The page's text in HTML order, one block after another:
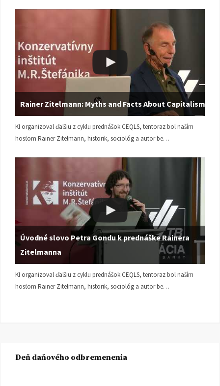
Rainer Zitelmann: Myths and Facts About Capitalism
KI organizoval ďalšiu z cyklu prednášok CEQLS, tentoraz bol naším
hosťom Rainer Zitelmann, historik, sociológ a autor be…
Úvodné slovo Petra Gondu k prednáške Rainera
Zitelmanna
KI organizoval ďalšiu z cyklu prednášok CEQLS, tentoraz bol naším
hosťom Rainer Zitelmann, historik, sociológ a autor be…
Deň daňového odbremenenia